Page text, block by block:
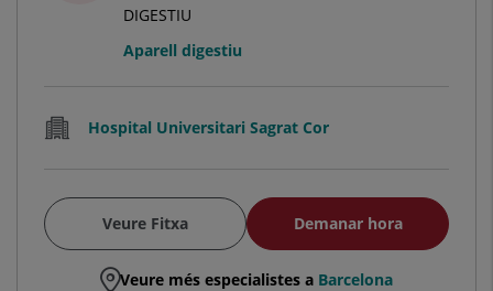
DIGESTIU
Aparell digestiu
Hospital Universitari Sagrat Cor
Veure Fitxa Demanar hora
Veure més especialistes a Barcelona